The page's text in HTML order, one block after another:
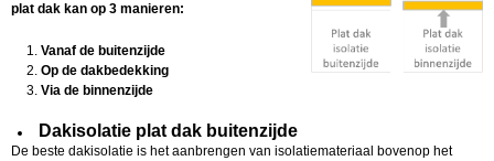
plat dak kan op 3 manieren:
Vanaf de buitenzijde
Op de dakbedekking
Via de binnenzijde
Dakisolatie plat dak buitenzijde
De beste dakisolatie is het aanbrengen van isolatiemateriaal bovenop het